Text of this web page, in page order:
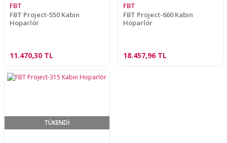
FBT
FBT Project-550 Kabin
Hoparlör
11.470,30 TL
FBT
FBT Project-660 Kabin
Hoparlör
18.457,96 TL
TÜKENDİ